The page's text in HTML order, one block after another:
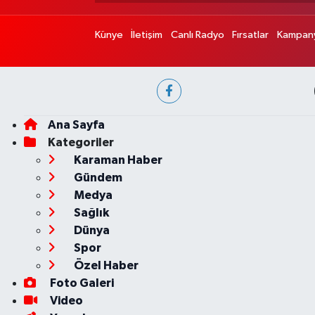
Künye İletişim Canlı Radyo Fırsatlar
Ana Sayfa
Kategoriler
Karaman Haber
Gündem
Medya
Sağlık
Dünya
Spor
Özel Haber
Foto Galeri
Video